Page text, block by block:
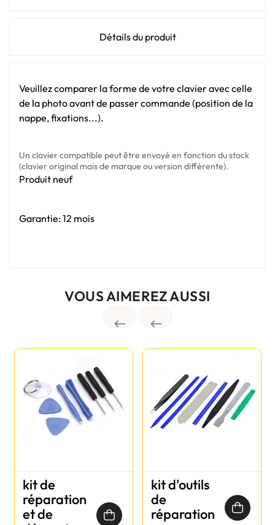
Détails du produit
Veuillez comparer la forme de votre clavier avec celle
de la photo avant de passer commande (position de la
nappe, fixations...).
Un clavier compatible peut être envoyé en fonction du stock
(clavier original mais de marque ou version différente).
Produit neuf
Garantie: 12 mois
VOUS AIMEREZ AUSSI
 
kit de
réparation
et de
kit d'outils
de
réparation